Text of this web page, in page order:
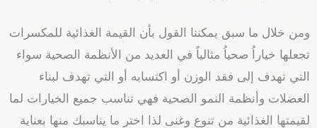
ومن خلال ما سبق يمكننا القول بأن القيمة الغذائية للمكسرات
تجعلها خياراُ صحياُ مثالياً في العديد من الأنظمة الصحية سواء
التي تهدف إلى فقد الوزن أو اكتسابه أو التي تهدف لبناء
العضلات وأنظمة النمو الصحية فهي تناسب جميع الخيارات لما
لقيمتها الغذائية من تنوع وغنى لذا اختر ما يناسبك منها بعناية